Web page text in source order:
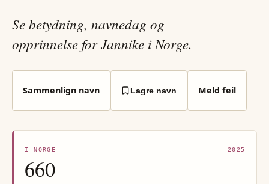
Se betydning, navnedag og
opprinnelse for Jannike i Norge.
Sammenlign navn Lagre navn Meld feil
I NORGE 2025
660